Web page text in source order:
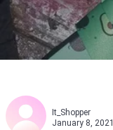
It_Shopper
January 8, 2021